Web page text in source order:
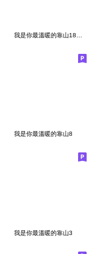
我是你最溫暖的靠山8
我是你最溫暖的靠山3